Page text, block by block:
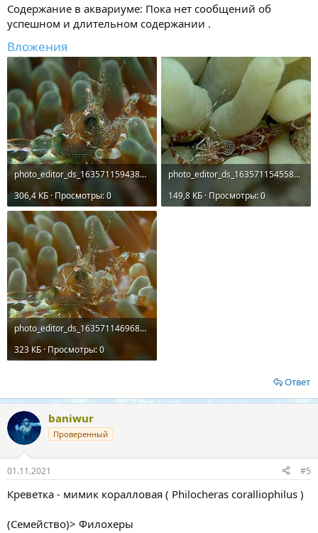
Содержание в аквариуме: Пока нет сообщений об
успешном и длительном содержании .
Вложения
photo_editor_ds_1635711594385.jpg
306,4 КБ · Просмотры: 0
photo_editor_ds_1635711545587.jpg
149,8 КБ · Просмотры: 0
photo_editor_ds_1635711469687.jpg
323 КБ · Просмотры: 0
Ответ
baniwur
Проверенный
01.11.2021 #5
Креветка - мимик коралловая ( Philocheras coralliophilus )
(Семейство)> Филохеры